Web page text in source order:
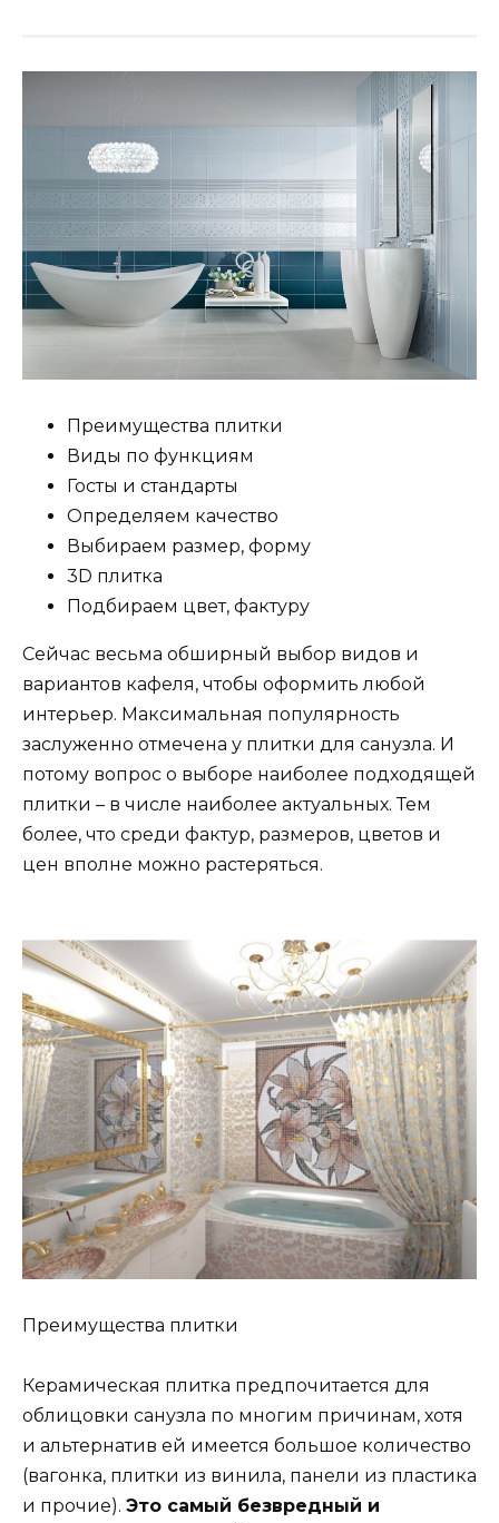
Преимущества плитки
Виды по функциям
Госты и стандарты
Определяем качество
Выбираем размер, форму
3D плитка
Подбираем цвет, фактуру
Сейчас весьма обширный выбор видов и
вариантов кафеля, чтобы оформить любой
интерьер. Максимальная популярность
заслуженно отмечена у плитки для санузла. И
потому вопрос о выборе наиболее подходящей
плитки – в числе наиболее актуальных. Тем
более, что среди фактур, размеров, цветов и
цен вполне можно растеряться.
Преимущества плитки
Керамическая плитка предпочитается для
облицовки санузла по многим причинам, хотя
и альтернатив ей имеется большое количество
(вагонка, плитки из винила, панели из пластика
и прочие). Это самый безвредный и